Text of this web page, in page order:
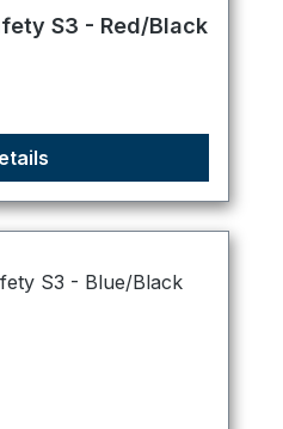
von 4 von 5 Sternen
S3 - Red/Black